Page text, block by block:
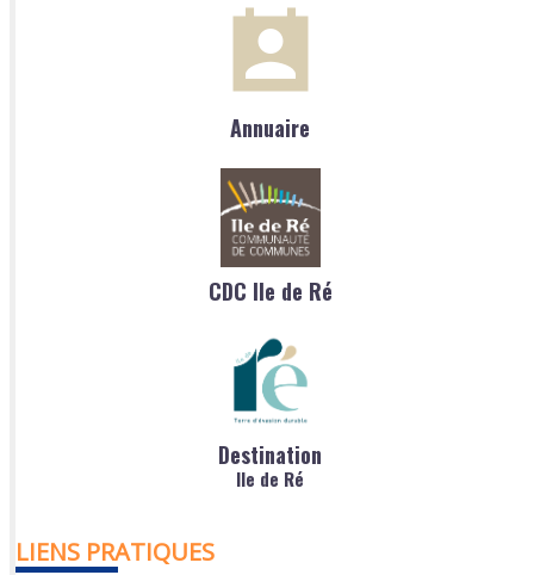
Annuaire
CDC Ile de Ré
Destination
Ile de Ré
LIENS PRATIQUES